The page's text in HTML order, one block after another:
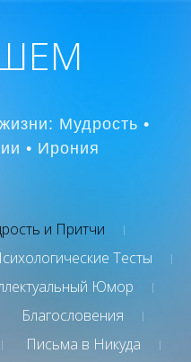
Мудрость •
• Ирония
и Притчи
Тесты
Юмор
Благословения
Письма в Никуда